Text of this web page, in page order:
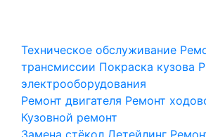
Техническое обслуживание
трансмиссии Покраска кузова
электрооборудования
Ремонт двигателя Ремонт
Кузовной ремонт
Замена стёкол Детейлинг